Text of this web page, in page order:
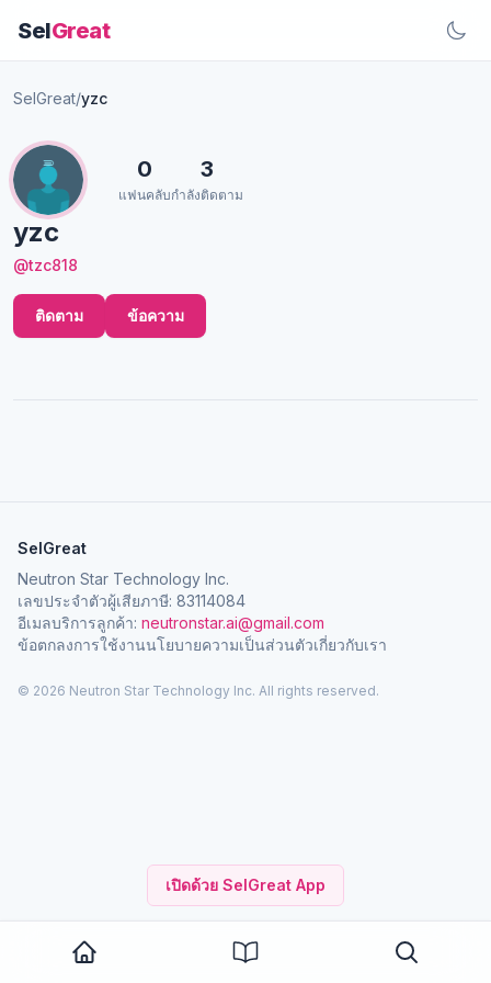
SelGreat
เปิดด้วย SelGreat App
SelGreat/yzc
yzc
@tzc818
0
แฟนคลับ
3
กำลังติดตาม
ติดตาม ข้อความ
SelGreat
Neutron Star Technology Inc.
เลขประจำตัวผู้เสียภาษี: 83114084
อีเมลบริการลูกค้า: neutronstar.ai@gmail.com
ข้อตกลงการใช้งานนโยบายความเป็นส่วนตัวเกี่ยวกับเรา
© 2026 Neutron Star Technology Inc. All rights reserved.